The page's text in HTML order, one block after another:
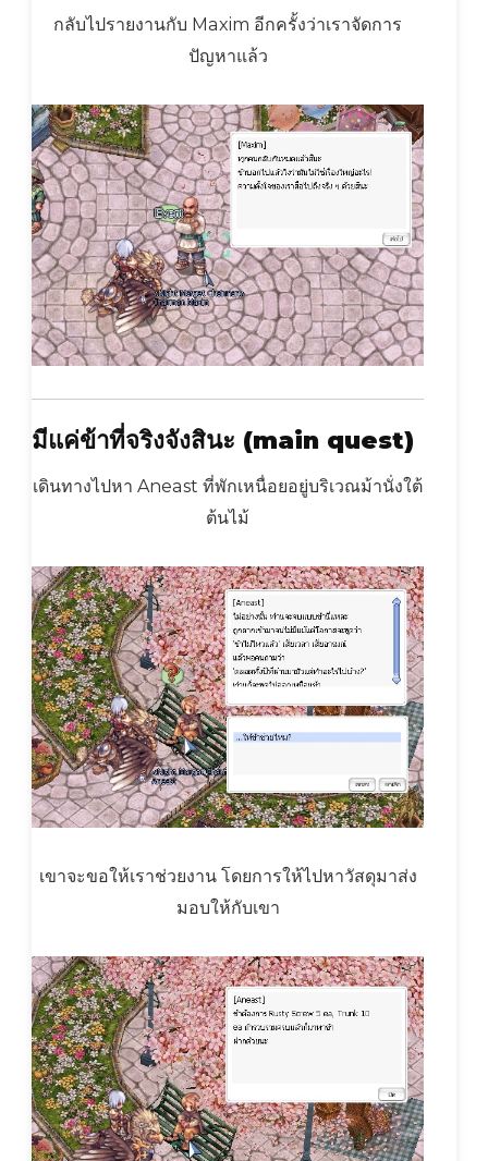
กลับไปรายงานกับ Maxim อีกครั้งว่าเราจัดการ
ปัญหาแล้ว
มีแค่ข้าที่จริงจังสินะ (main quest)
เดินทางไปหา Aneast ที่พักเหนื่อยอยู่บริเวณม้านั่งใต้
ต้นไม้
เขาจะขอให้เราช่วยงาน โดยการให้ไปหาวัสดุมาส่ง
มอบให้กับเขา